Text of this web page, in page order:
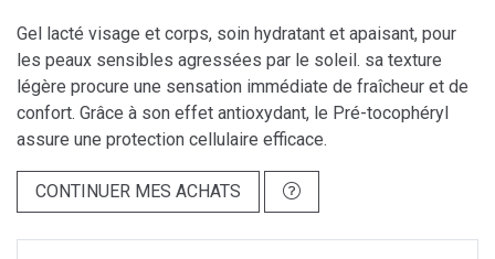
Gel lacté visage et corps, soin hydratant et apaisant, pour
les peaux sensibles agressées par le soleil. sa texture
légère procure une sensation immédiate de fraîcheur et de
confort. Grâce à son effet antioxydant, le Pré-tocophéryl
assure une protection cellulaire efficace.
CONTINUER MES ACHATS